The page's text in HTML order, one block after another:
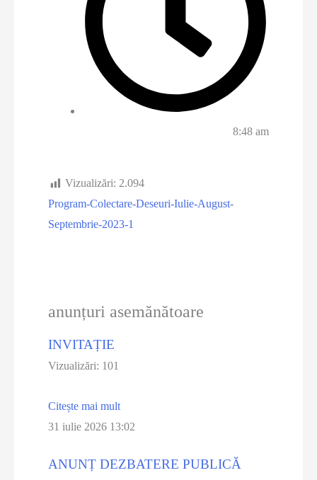
8:48 am
Vizualizări: 2.094
Program-Colectare-Deseuri-Iulie-August-
Septembrie-2023-1
anunțuri asemănătoare
INVITAȚIE
Vizualizări: 101
Citește mai mult
31 iulie 2026 13:02
ANUNȚ DEZBATERE PUBLICĂ